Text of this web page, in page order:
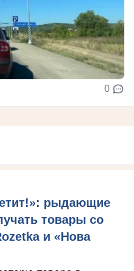
0
рыдающие
товары со
и «Нова